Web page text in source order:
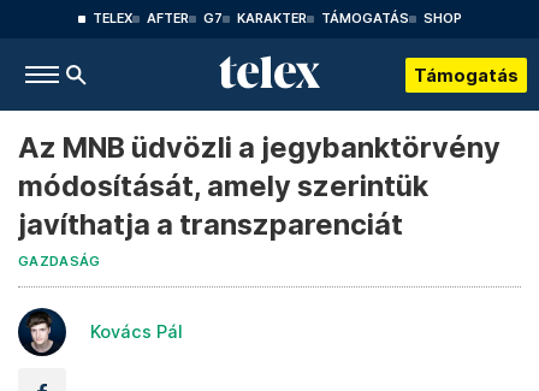
TELEX AFTER G7 KARAKTER TÁMOGATÁS SHOP
Támogatás
Az MNB üdvözli a jegybanktörvény
módosítását, amely szerintük
javíthatja a transzparenciát
GAZDASÁG
Kovács Pál